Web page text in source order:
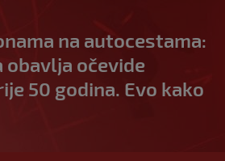
na autocestama:
obavlja očevide
50 godina. Evo kako